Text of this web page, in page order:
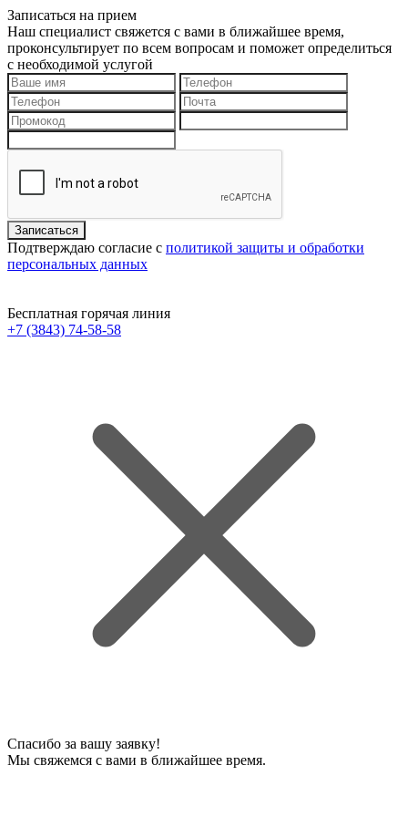
Записаться на прием
Наш специалист свяжется с вами в ближайшее время,
проконсультирует по всем вопросам и поможет определиться
с необходимой услугой
Подтверждаю согласие с политикой защиты и обработки
персональных данных
Бесплатная горячая линия
+7 (3843) 74-58-58
Спасибо за вашу заявку!
Мы свяжемся с вами в ближайшее время.